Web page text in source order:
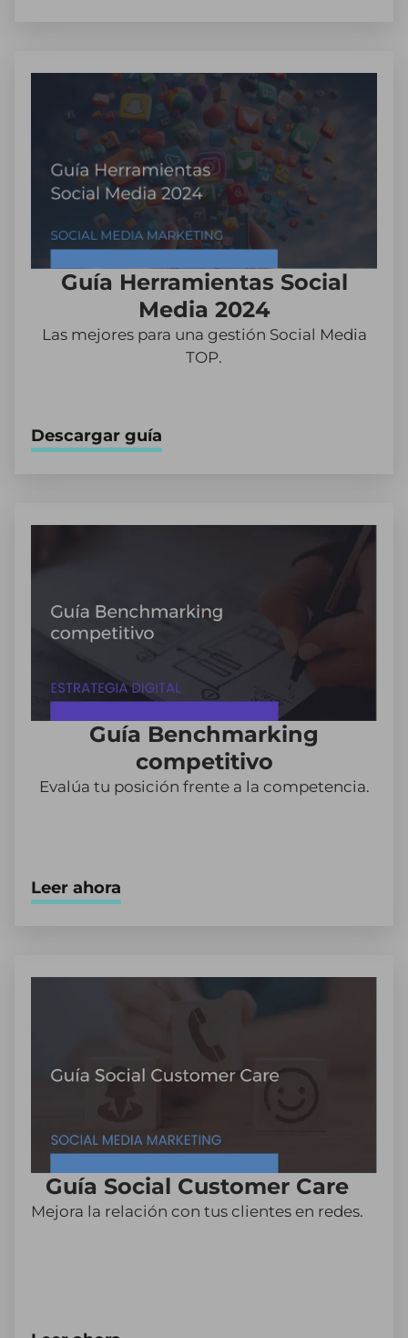
Guía Herramientas Social
Media 2024
Las mejores para una gestión Social Media
TOP.
Descargar guía
Guía Benchmarking
competitivo
Evalúa tu posición frente a la competencia.
Leer ahora
Guía Social Customer Care
Mejora la relación con tus clientes en redes.